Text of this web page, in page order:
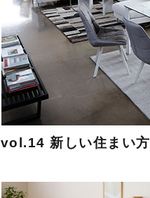
vol.14 新しい住まい方